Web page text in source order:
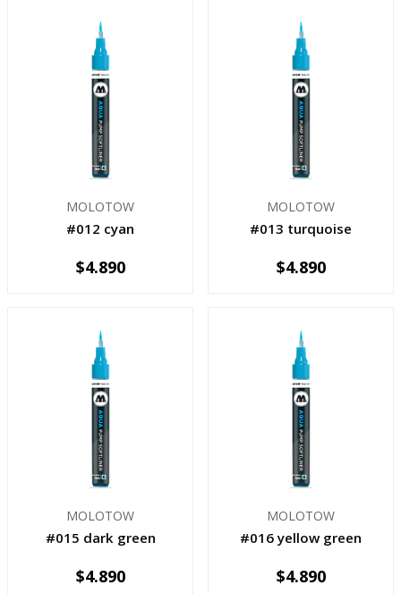
MOLOTOW
#012 cyan
+
$4.890
MOLOTOW
#013 turquoise
+
$4.890
MOLOTOW
#015 dark green
+
$4.890
MOLOTOW
#016 yellow green
+
$4.890